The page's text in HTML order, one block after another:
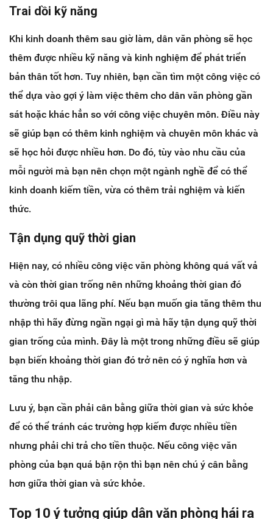
Trai dồi kỹ năng
Khi kinh doanh thêm sau giờ làm, dân văn phòng sẽ học
thêm được nhiều kỹ năng và kinh nghiệm để phát triển
bản thân tốt hơn. Tuy nhiên, bạn cần tìm một công việc có
thể dựa vào gợi ý làm việc thêm cho dân văn phòng gần
sát hoặc khác hẳn so với công việc chuyên môn. Điều này
sẽ giúp bạn có thêm kinh nghiệm và chuyên môn khác và
sẽ học hỏi được nhiều hơn. Do đó, tùy vào nhu cầu của
mỗi người mà bạn nên chọn một ngành nghề để có thể
kinh doanh kiếm tiền, vừa có thêm trải nghiệm và kiến
thức.
Tận dụng quỹ thời gian
Hiện nay, có nhiều công việc văn phòng không quá vất vả
và còn thời gian trống nên những khoảng thời gian đó
thường trôi qua lãng phí. Nếu bạn muốn gia tăng thêm thu
nhập thì hãy đừng ngần ngại gì mà hãy tận dụng quỹ thời
gian trống của mình. Đây là một trong những điều sẽ giúp
bạn biến khoảng thời gian đó trở nên có ý nghĩa hơn và
tăng thu nhập.
Lưu ý, bạn cần phải cân bằng giữa thời gian và sức khỏe
để có thể tránh các trường hợp kiếm được nhiều tiền
nhưng phải chi trả cho tiền thuộc. Nếu công việc văn
phòng của bạn quá bận rộn thì bạn nên chú ý cân bằng
hơn giữa thời gian và sức khỏe.
Top 10 ý tưởng giúp dân văn phòng hái ra